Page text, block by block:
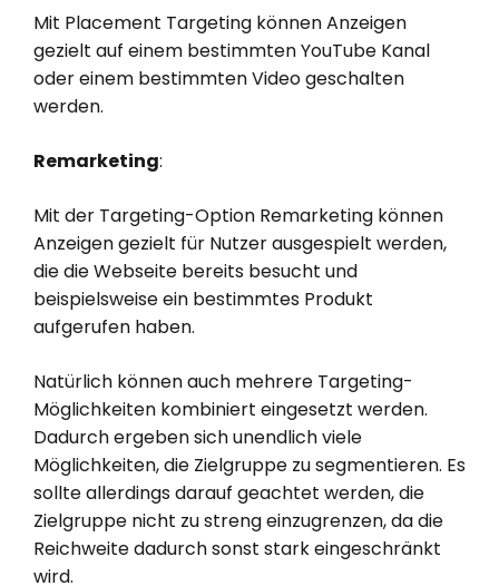
Mit Placement Targeting können Anzeigen
gezielt auf einem bestimmten YouTube Kanal
oder einem bestimmten Video geschalten
werden.
Remarketing:
Mit der Targeting-Option Remarketing können
Anzeigen gezielt für Nutzer ausgespielt werden,
die die Webseite bereits besucht und
beispielsweise ein bestimmtes Produkt
aufgerufen haben.
Natürlich können auch mehrere Targeting-
Möglichkeiten kombiniert eingesetzt werden.
Dadurch ergeben sich unendlich viele
Möglichkeiten, die Zielgruppe zu segmentieren. Es
sollte allerdings darauf geachtet werden, die
Zielgruppe nicht zu streng einzugrenzen, da die
Reichweite dadurch sonst stark eingeschränkt
wird.